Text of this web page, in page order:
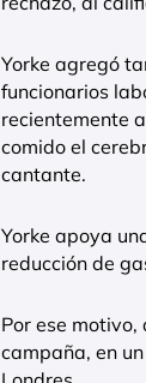
Yorke agregó
funcionarios
recientemente
comido el
cantante.
Yorke apoya
reducción de
Por ese
campaña, en